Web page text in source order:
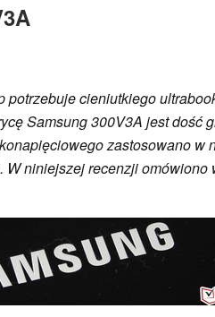
potrzebuje cieniutkiego
Samsung 300V3A jest dość
zastosowano w
W niniejszej recenzji omówiono